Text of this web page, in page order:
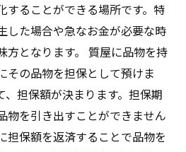
することができる場所です。特
した場合や急なお金が必要な時
方となります。 質屋に品物を持
その品物を担保として預けま
、担保額が決まります。担保期
物を引き出すことができません
担保額を返済することで品物を